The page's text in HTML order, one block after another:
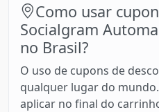
Como usar
Socialgram
no Brasil?
O uso de cupons de
qualquer lugar do
aplicar no final do